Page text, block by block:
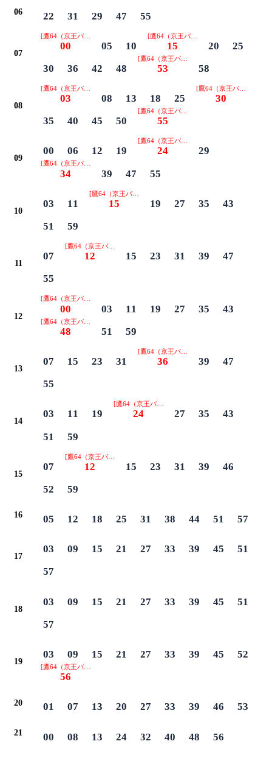
06 22 31 29 47 55
07
[鷹64（京王バス） 真福寺 南浦経由]
00 05 10 15 20
25
30
36 42 48 53 58
08
03 08 13 18 25
30
35
40 45 50 55
09
00 06 12 19 24 29
34 39 47 55
10
03 11 15 19 27 35
43
51
59
11
07 12 15 23 31 39
47
55
12
00 03 11 19 27 35 43
48 51 59
13
07 15 23 31 36 39
47
55
14
03 11 19 24 27 35
43
51
59
15
07 12 15 23 31 39
46
52
59
16 05 12 18 25 31 38 44 51 57
17
03 09 15 21 27 33 39 45
51
57
18
03 09 15 21 27 33 39 45
51
57
19
03 09 15 21 27 33 39 45 52
56
20 01 07 13 20 27 33 39 46 53
21 00 08 13 24 32 40 48 56